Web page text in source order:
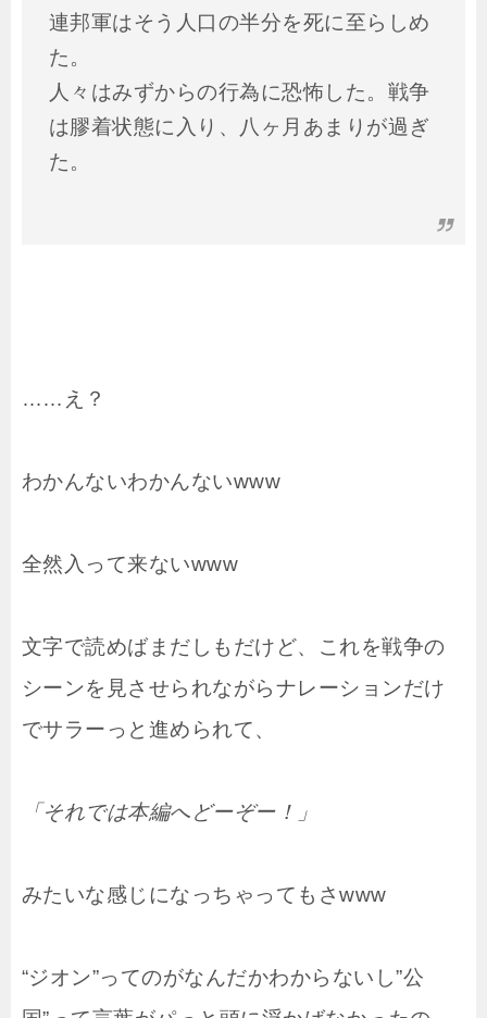
連邦軍はそう人口の半分を死に至らしめ
た。
人々はみずからの行為に恐怖した。戦争
は膠着状態に入り、八ヶ月あまりが過ぎ
た。
……え？
わかんないわかんないwww
全然入って来ないwww
文字で読めばまだしもだけど、これを戦争の
シーンを見させられながらナレーションだけ
でサラーっと進められて、
「それでは本編へどーぞー！」
みたいな感じになっちゃってもさwww
“ジオン”ってのがなんだかわからないし”公